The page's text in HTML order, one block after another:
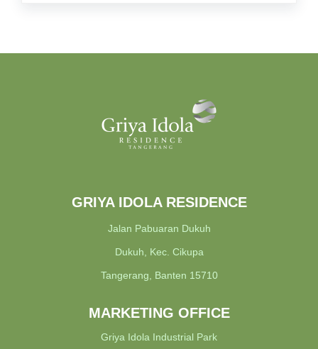
GRIYA IDOLA RESIDENCE
Jalan Pabuaran Dukuh
Dukuh, Kec. Cikupa
Tangerang, Banten 15710
MARKETING OFFICE
Griya Idola Industrial Park